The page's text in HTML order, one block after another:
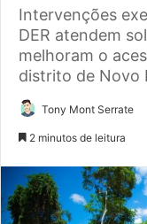
Intervenções
DER atendem
melhoram o
distrito de Novo
Tony Mont Serrate
2 minutos de leitura